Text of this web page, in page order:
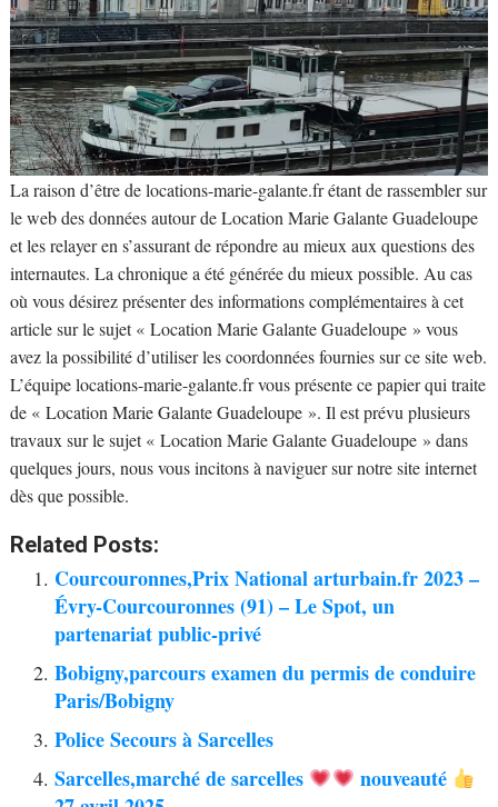
La raison d’être de locations-marie-galante.fr étant de rassembler sur
le web des données autour de Location Marie Galante Guadeloupe
et les relayer en s’assurant de répondre au mieux aux questions des
internautes. La chronique a été générée du mieux possible. Au cas
où vous désirez présenter des informations complémentaires à cet
article sur le sujet « Location Marie Galante Guadeloupe » vous
avez la possibilité d’utiliser les coordonnées fournies sur ce site web.
L’équipe locations-marie-galante.fr vous présente ce papier qui traite
de « Location Marie Galante Guadeloupe ». Il est prévu plusieurs
travaux sur le sujet « Location Marie Galante Guadeloupe » dans
quelques jours, nous vous incitons à naviguer sur notre site internet
dès que possible.
Related Posts:
Courcouronnes,Prix National arturbain.fr 2023 –
Évry-Courcouronnes (91) – Le Spot, un
partenariat public-privé
Bobigny,parcours examen du permis de conduire
Paris/Bobigny
Police Secours à Sarcelles
Sarcelles,marché de sarcelles
nouveauté